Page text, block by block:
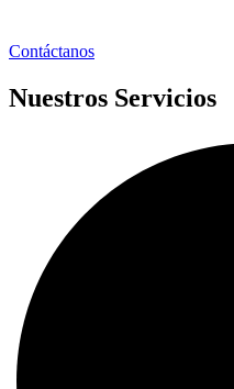
Contáctanos
Nuestros Servicios